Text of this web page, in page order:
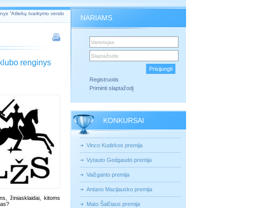
“Atliekų tvarkymo verslo
renginys
žiniasklaidai, kitoms
NARIAMS
Registruotis
Priminti slaptažodį
KONKURSAI
Vinco Kudirkos premija
Vytauto Gedgaudo premija
Vaižganto premija
Antano Macijausko premija
Mato Šalčiaus premija